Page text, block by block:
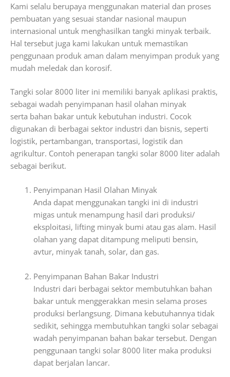
Kami selalu berupaya menggunakan material dan proses
pembuatan yang sesuai standar nasional maupun
internasional untuk menghasilkan tangki minyak terbaik.
Hal tersebut juga kami lakukan untuk memastikan
penggunaan produk aman dalam menyimpan produk yang
mudah meledak dan korosif.
Tangki solar 8000 liter ini memiliki banyak aplikasi praktis,
sebagai wadah penyimpanan hasil olahan minyak
serta bahan bakar untuk kebutuhan industri. Cocok
digunakan di berbagai sektor industri dan bisnis, seperti
logistik, pertambangan, transportasi, logistik dan
agrikultur. Contoh penerapan tangki solar 8000 liter adalah
sebagai berikut.
Penyimpanan Hasil Olahan Minyak
Anda dapat menggunakan tangki ini di industri
migas untuk menampung hasil dari produksi/
eksploitasi, lifting minyak bumi atau gas alam. Hasil
olahan yang dapat ditampung meliputi bensin,
avtur, minyak tanah, solar, dan gas.
Penyimpanan Bahan Bakar Industri
Industri dari berbagai sektor membutuhkan bahan
bakar untuk menggerakkan mesin selama proses
produksi berlangsung. Dimana kebutuhannya tidak
sedikit, sehingga membutuhkan tangki solar sebagai
wadah penyimpanan bahan bakar tersebut. Dengan
penggunaan tangki solar 8000 liter maka produksi
dapat berjalan lancar.